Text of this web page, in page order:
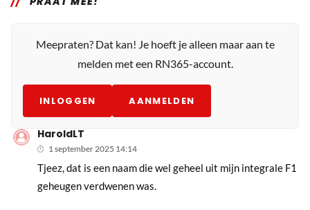
Meepraten? Dat kan! Je hoeft je alleen maar aan te
melden met een RN365-account.
INLOGGEN AANMELDEN
HaroldLT
1 september 2025 14:14
Tjeez, dat is een naam die wel geheel uit mijn integrale F1
geheugen verdwenen was.